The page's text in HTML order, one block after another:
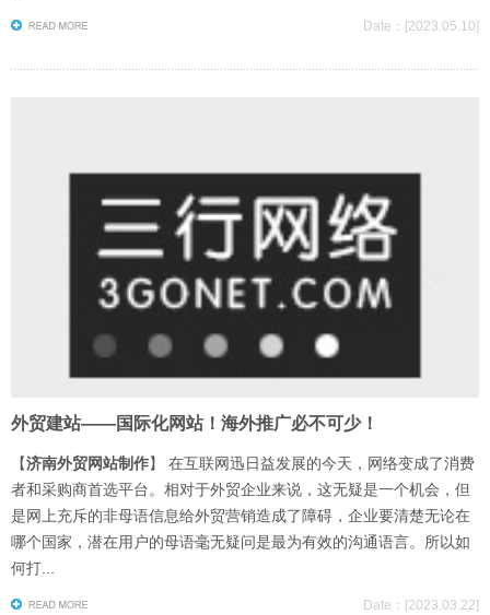
Date：[2023.05.10]
外贸建站——国际化网站！海外推广必不可少！
【济南外贸网站制作】 在互联网迅日益发展的今天，网络变成了消费
者和采购商首选平台。相对于外贸企业来说，这无疑是一个机会，但
是网上充斥的非母语信息给外贸营销造成了障碍，企业要清楚无论在
哪个国家，潜在用户的母语毫无疑问是最为有效的沟通语言。所以如
何打...
Date：[2023.03.22]